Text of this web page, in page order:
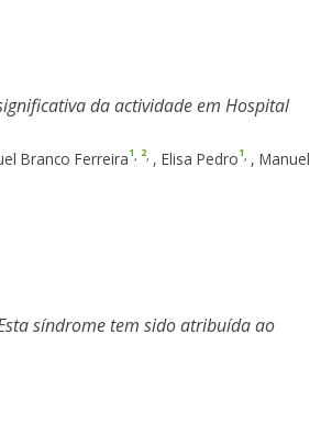
da actividade em Hospital
Branco Ferreira1, 2, , Elisa Pedro1, , Manuel
síndrome tem sido atribuída ao